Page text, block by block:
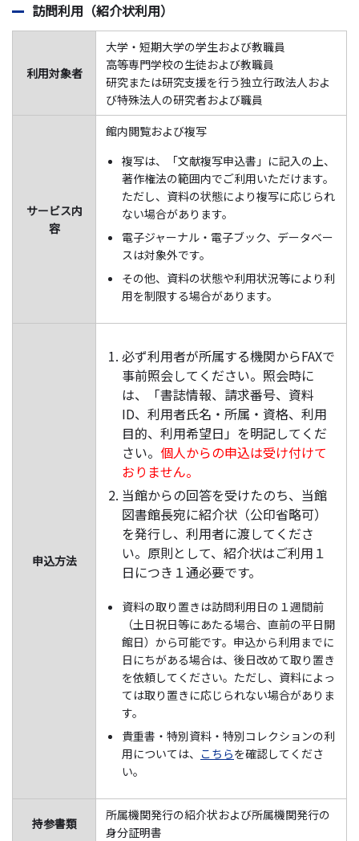
訪問利用（紹介状利用）
利用対象者
大学・短期大学の学生および教職員
高等専門学校の生徒および教職員
研究または研究支援を行う独立行政法人およ
び特殊法人の研究者および職員
サービス内
容
館内閲覧および複写
複写は、「文献複写申込書」に記入の上、
著作権法の範囲内でご利用いただけます。
ただし、資料の状態により複写に応じられ
ない場合があります。
電子ジャーナル・電子ブック、データベー
スは対象外です。
その他、資料の状態や利用状況等により利
用を制限する場合があります。
申込方法
必ず利用者が所属する機関からFAXで
事前照会してください。照会時に
は、「書誌情報、請求番号、資料
ID、利用者氏名・所属・資格、利用
目的、利用希望日」を明記してくだ
さい。 個人からの申込は受け付けて
おりません。
当館からの回答を受けたのち、当館
図書館長宛に紹介状（公印省略可）
を発行し、利用者に渡してくださ
い。原則として、紹介状はご利用１
日につき１通必要です。
資料の取り置きは訪問利用日の１週間前
（土日祝日等にあたる場合、直前の平日開
館日）から可能です。申込から利用までに
日にちがある場合は、後日改めて取り置き
を依頼してください。ただし、資料によっ
ては取り置きに応じられない場合がありま
す。
貴重書・特別資料・特別コレクションの利
用については、 こちらを確認してくださ
い。
持参書類
所属機関発行の紹介状および所属機関発行の
身分証明書